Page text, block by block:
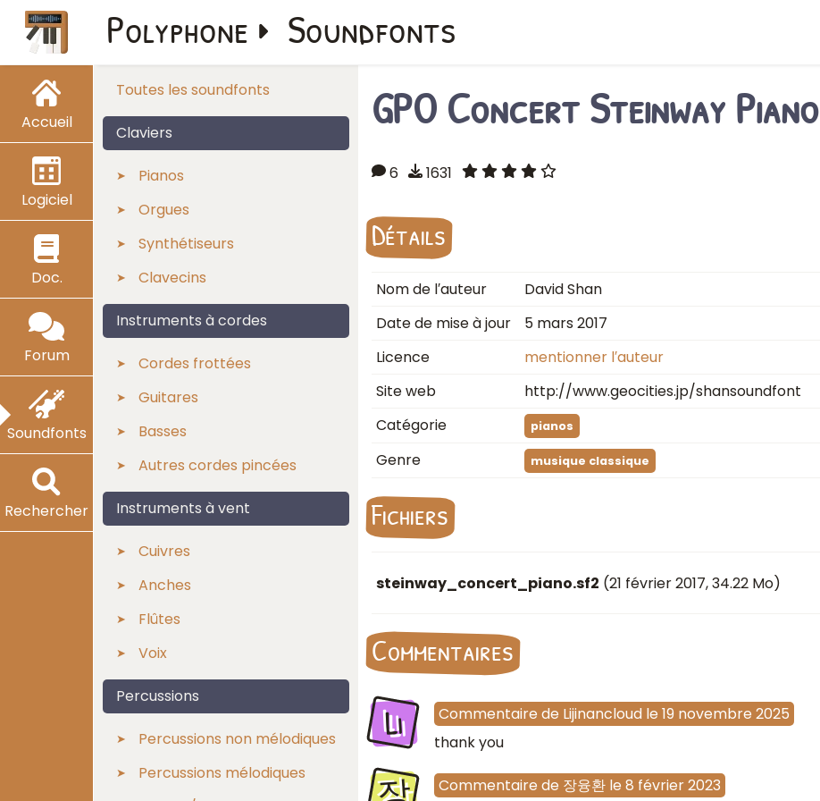
Accueil
Logiciel
Doc.
Forum
Soundfonts
Rechercher
Polyphone Soundfonts
Toutes les soundfonts
Claviers
Pianos
Orgues
Synthétiseurs
Clavecins
Instruments à cordes
Cordes frottées
Guitares
Basses
Autres cordes pincées
Instruments à vent
Cuivres
Anches
Flûtes
Voix
Percussions
Percussions non mélodiques
Percussions mélodiques
GPO Concert Steinway Piano
6 1631
Détails
Nom de l′auteur
David Shan
Date de mise à jour
5 mars 2017
Licence
mentionner l′auteur
Site web
http://www.geocities.jp/shansoundfont
Catégorie
pianos
Genre musique classique
Fichiers
steinway_concert_piano.sf2 (21 février 2017, 34.22 Mo)
Commentaires
Li Commentaire de Lijinancloud le 19 novembre 2025
thank you
Commentaire de 장융환 le 8 février 2023